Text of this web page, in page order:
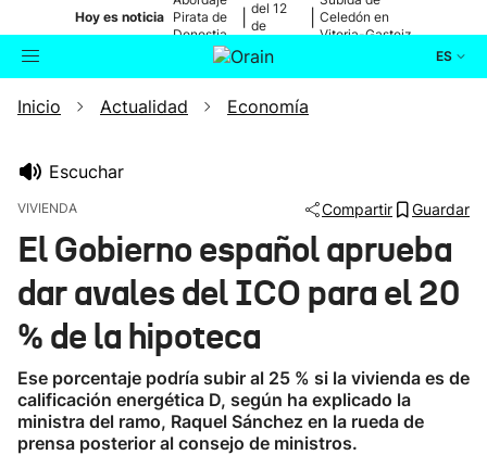
Hoy es noticia Pirata de
Donostia
del 12
de
Celedón en
Vitoria-Gasteiz
ES
Buscador Actualidad
Ikusmiran
Eguraldia
Inicio Actualidad Economía
Escuchar
VIVIENDA Compartir Guardar
El Gobierno español aprueba
dar avales del ICO para el 20
% de la hipoteca
Ese porcentaje podría subir al 25 % si la vivienda es de
calificación energética D, según ha explicado la
ministra del ramo, Raquel Sánchez en la rueda de
prensa posterior al consejo de ministros.